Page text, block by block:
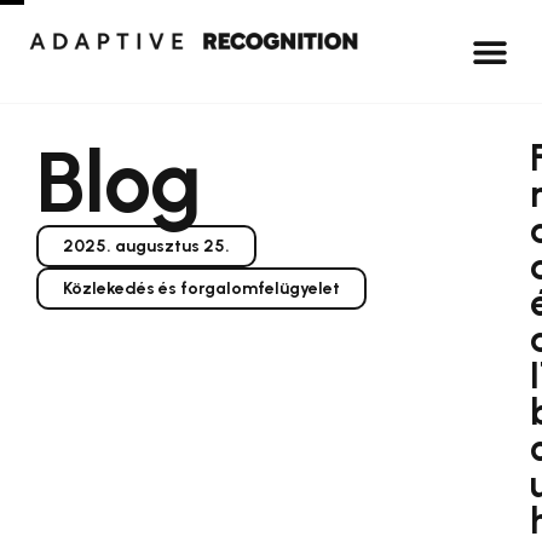
Blog
2025. augusztus 25.
Közlekedés és forgalomfelügyelet